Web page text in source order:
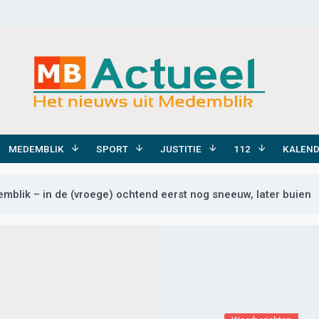
MEDEMBLIK SPORT JUSTITIE 112
– in de (vroege) ochtend eerst nog sneeuw, later buien